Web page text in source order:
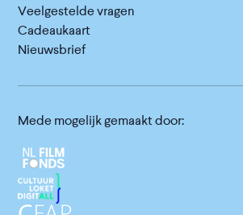
Veelgestelde vragen
Cadeaukaart
Nieuwsbrief
Mede mogelijk gemaakt door: